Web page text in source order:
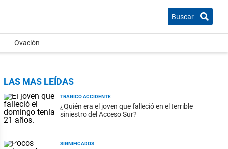
Buscar
Ovación
LAS MAS LEÍDAS
TRÁGICO ACCIDENTE
¿Quién era el joven que falleció en el terrible
siniestro del Acceso Sur?
SIGNIFICADOS